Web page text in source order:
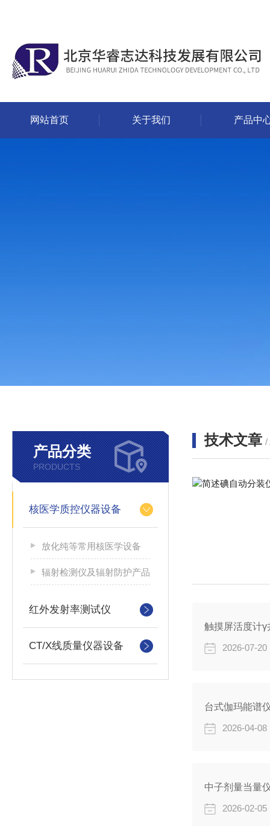
网站首页 关于我们 产品中
产品分类
PRODUCTS
核医学质控仪器设备
放化纯等常用核医学设备
辐射检测仪及辐射防护产品
红外发射率测试仪
CT/X线质量仪器设备
技术文章 /
触摸屏活度计
2026-07-20
台式伽玛能谱
2026-04-08
中子剂量当量
2026-02-05